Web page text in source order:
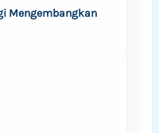
Mengembangkan